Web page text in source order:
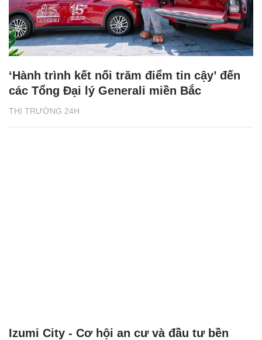
THỊ TRƯỜNG 24H
‘Hành trình kết nối trăm điểm tin cậy’ đến
các Tổng Đại lý Generali miền Bắc
Izumi City - Cơ hội an cư và đầu tư bền